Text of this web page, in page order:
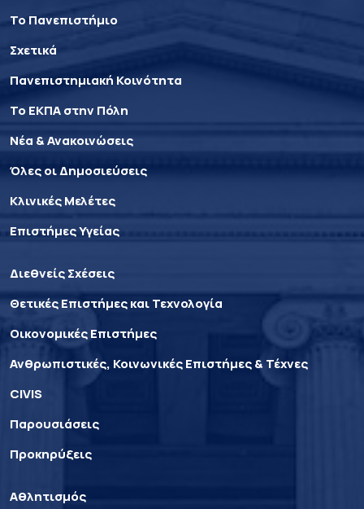
Το Πανεπιστήμιο
Σχετικά
Πανεπιστημιακή Κοινότητα
Το ΕΚΠΑ στην Πόλη
Νέα & Ανακοινώσεις
Όλες οι Δημοσιεύσεις
Κλινικές Μελέτες
Επιστήμες Υγείας
Διεθνείς Σχέσεις
Θετικές Επιστήμες και Τεχνολογία
Οικονομικές Επιστήμες
Ανθρωπιστικές, Κοινωνικές Επιστήμες & Τέχνες
CIVIS
Παρουσιάσεις
Προκηρύξεις
Αθλητισμός